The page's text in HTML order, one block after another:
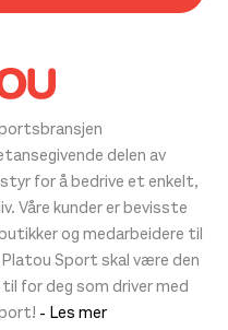
delen av
for å bedrive et enkelt,
Våre kunder er bevisste
og medarbeidere til
Sport skal være den
for deg som driver med
- Les mer